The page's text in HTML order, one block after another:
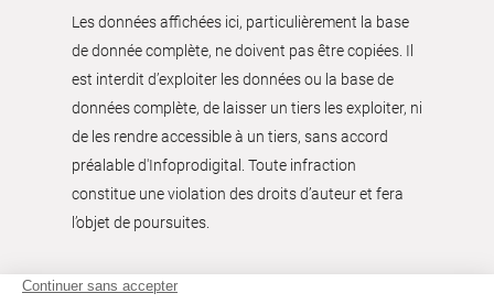
Les données affichées ici, particulièrement la base
de donnée complète, ne doivent pas être copiées. Il
est interdit d’exploiter les données ou la base de
données complète, de laisser un tiers les exploiter, ni
de les rendre accessible à un tiers, sans accord
préalable d'Infoprodigital. Toute infraction
constitue une violation des droits d’auteur et fera
l’objet de poursuites.